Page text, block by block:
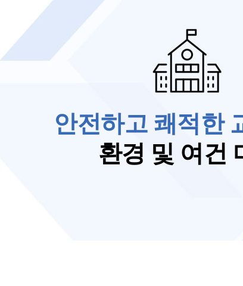
안전하고 쾌적한
환경 및 여건